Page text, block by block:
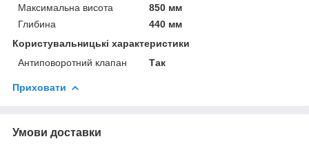
Максимальна висота
850 мм
Глибина
440 мм
Користувальницькі характеристики
Антиповоротний клапан
Так
Приховати
Умови доставки